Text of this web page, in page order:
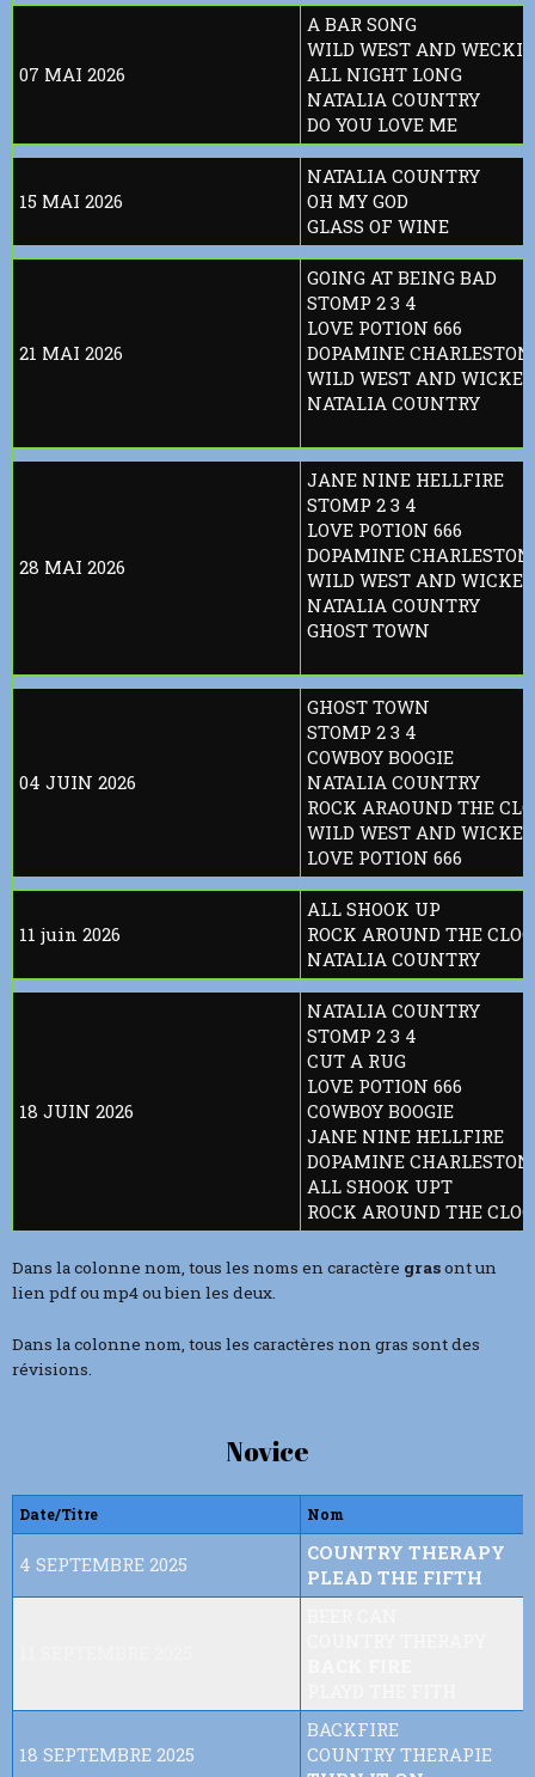
07 MAI 2026
A BAR SONG
WILD WEST AND
ALL NIGHT LONG
NATALIA COUNTRY
DO YOU LOVE ME
15 MAI 2026
NATALIA COUNTRY
OH MY GOD
GLASS OF WINE
21 MAI 2026
GOING AT BEING BAD
STOMP 2 3 4
LOVE POTION 666
DOPAMINE CHARLESTON
WILD WEST AND WICKED
NATALIA COUNTRY
28 MAI 2026
JANE NINE HELLFIRE
STOMP 2 3 4
LOVE POTION 666
DOPAMINE CHARLESTON
WILD WEST AND WICKED
NATALIA COUNTRY
GHOST TOWN
04 JUIN 2026
GHOST TOWN
STOMP 2 3 4
COWBOY BOOGIE
NATALIA COUNTRY
ROCK ARAOUND THE
WILD WEST AND WICKED
LOVE POTION 666
11 juin 2026
ALL SHOOK UP
ROCK AROUND THE
NATALIA COUNTRY
18 JUIN 2026
NATALIA COUNTRY
STOMP 2 3 4
CUT A RUG
LOVE POTION 666
COWBOY BOOGIE
JANE NINE HELLFIRE
DOPAMINE CHARLESTON
ALL SHOOK UPT
ROCK AROUND THE
Dans la colonne nom, tous les noms en caractère grasont un
lien pdf ou mp4 ou bien les deux.
Dans la colonne nom, tous les caractères non gras sont des
révisions.
Novice
Date/Titre Nom
4 SEPTEMBRE 2025
COUNTRY THERAPY
PLEAD THE FIFTH
18 SEPTEMBRE 2025
BACKFIRE
COUNTRY THERAPIE